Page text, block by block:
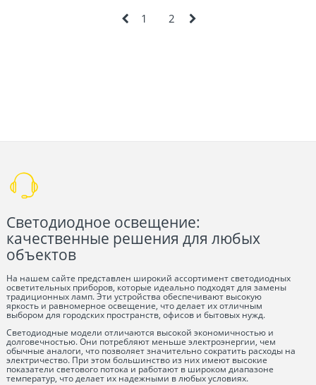
1 2
Светодиодное освещение:
качественные решения для любых
объектов
На нашем сайте представлен широкий ассортимент светодиодных
осветительных приборов, которые идеально подходят для замены
традиционных ламп. Эти устройства обеспечивают высокую
яркость и равномерное освещение, что делает их отличным
выбором для городских пространств, офисов и бытовых нужд.
Светодиодные модели отличаются высокой экономичностью и
долговечностью. Они потребляют меньше электроэнергии, чем
обычные аналоги, что позволяет значительно сократить расходы на
электричество. При этом большинство из них имеют высокие
показатели светового потока и работают в широком диапазоне
температур, что делает их надежными в любых условиях.